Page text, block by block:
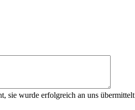
sie wurde erfolgreich an uns